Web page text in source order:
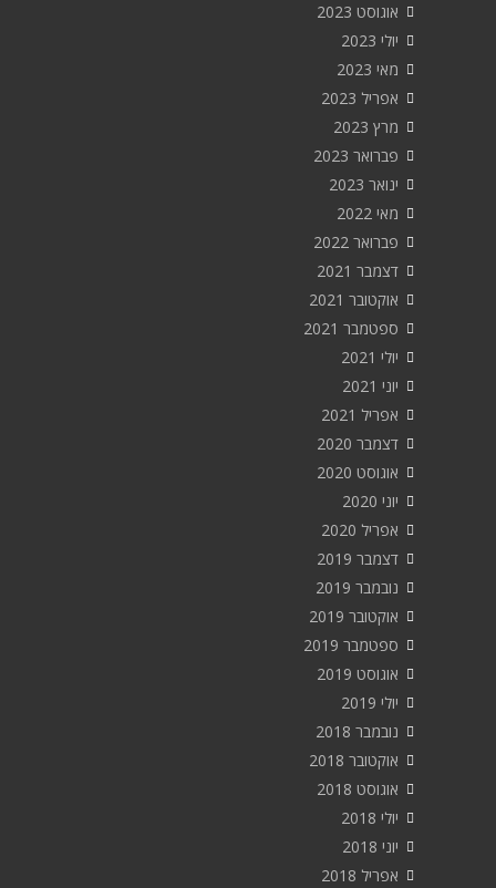
אוגוסט 2023
יולי 2023
מאי 2023
אפריל 2023
מרץ 2023
פברואר 2023
ינואר 2023
מאי 2022
פברואר 2022
דצמבר 2021
אוקטובר 2021
ספטמבר 2021
יולי 2021
יוני 2021
אפריל 2021
דצמבר 2020
אוגוסט 2020
יוני 2020
אפריל 2020
דצמבר 2019
נובמבר 2019
אוקטובר 2019
ספטמבר 2019
אוגוסט 2019
יולי 2019
נובמבר 2018
אוקטובר 2018
אוגוסט 2018
יולי 2018
יוני 2018
אפריל 2018